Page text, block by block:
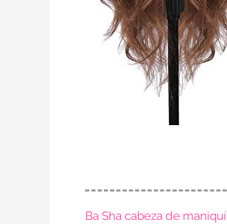
Ba Sha cabeza de maniquí